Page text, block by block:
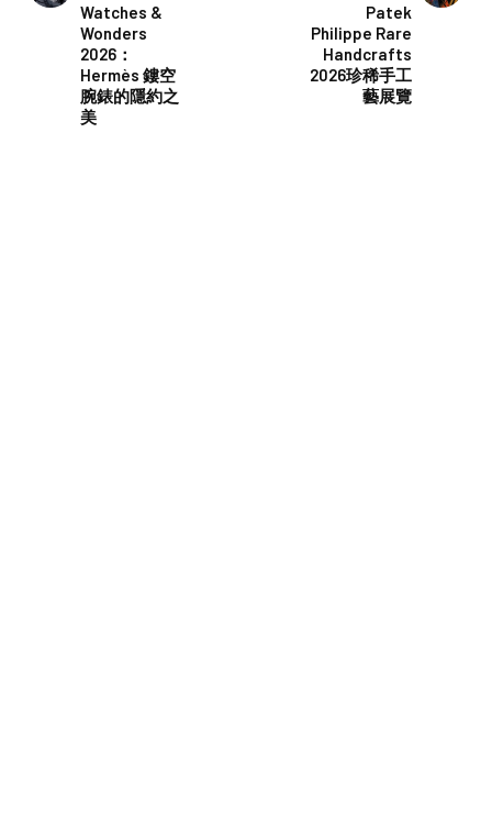
Watches &
Wonders
2026：
Hermès 鏤空
腕錶的隱約之
美
Patek
Philippe Rare
Handcrafts
2026珍稀手工
藝展覽